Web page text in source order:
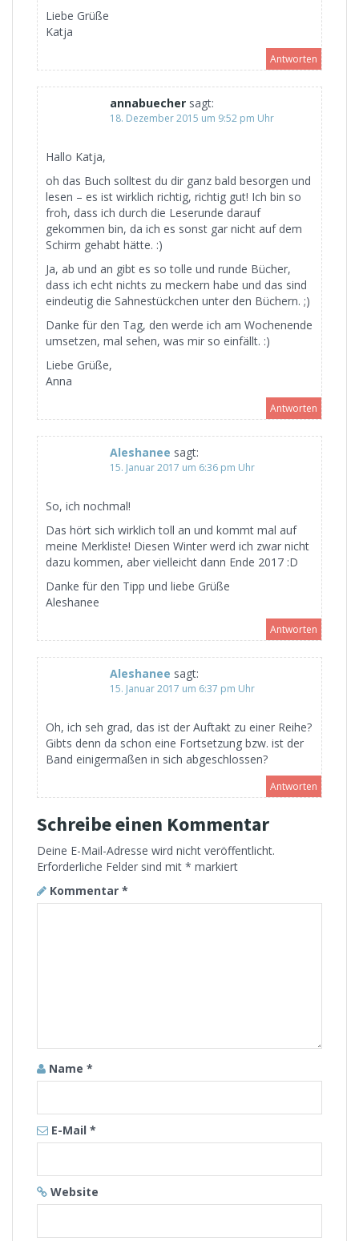
Liebe Grüße
Katja
Antworten
annabuecher sagt:
18. Dezember 2015 um 9:52 pm Uhr
Hallo Katja,
oh das Buch solltest du dir ganz bald besorgen und
lesen – es ist wirklich richtig, richtig gut! Ich bin so
froh, dass ich durch die Leserunde darauf
gekommen bin, da ich es sonst gar nicht auf dem
Schirm gehabt hätte. :)
Ja, ab und an gibt es so tolle und runde Bücher,
dass ich echt nichts zu meckern habe und das sind
eindeutig die Sahnestückchen unter den Büchern. ;)
Danke für den Tag, den werde ich am Wochenende
umsetzen, mal sehen, was mir so einfällt. :)
Liebe Grüße,
Anna
Antworten
Aleshanee sagt:
15. Januar 2017 um 6:36 pm Uhr
So, ich nochmal!
Das hört sich wirklich toll an und kommt mal auf
meine Merkliste! Diesen Winter werd ich zwar nicht
dazu kommen, aber vielleicht dann Ende 2017 :D
Danke für den Tipp und liebe Grüße
Aleshanee
Antworten
Aleshanee sagt:
15. Januar 2017 um 6:37 pm Uhr
Oh, ich seh grad, das ist der Auftakt zu einer Reihe?
Gibts denn da schon eine Fortsetzung bzw. ist der
Band einigermaßen in sich abgeschlossen?
Antworten
Schreibe einen Kommentar
Deine E-Mail-Adresse wird nicht veröffentlicht.
Erforderliche Felder sind mit * markiert
Kommentar *
Name *
E-Mail *
Website